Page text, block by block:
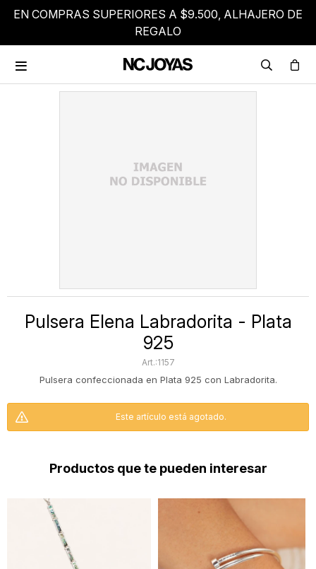
EN COMPRAS SUPERIORES A $9.500, ALHAJERO DE
REGALO

Pulsera Elena Labradorita - Plata
925
1157
Pulsera confeccionada en Plata 925 con Labradorita.
Este artículo está agotado.
Productos que te pueden interesar